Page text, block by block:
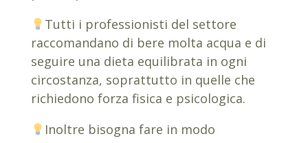
Tutti i professionisti del settore
raccomandano di bere molta acqua e di
seguire una dieta equilibrata in ogni
circostanza, soprattutto in quelle che
richiedono forza fisica e psicologica.
Inoltre bisogna fare in modo